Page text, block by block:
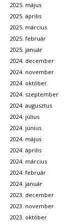
2025. május
2025. április
2025. március
2025. február
2025. január
2024. december
2024. november
2024. október
2024. szeptember
2024. augusztus
2024. július
2024. június
2024. május
2024. április
2024. március
2024. február
2024. január
2023. december
2023. november
2023. október